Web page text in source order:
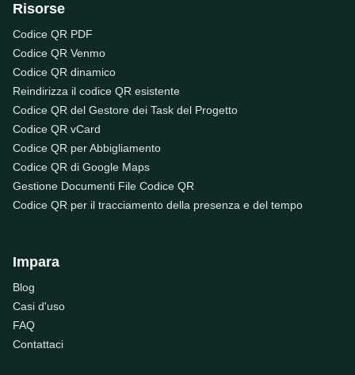
Risorse
Codice QR PDF
Codice QR Venmo
Codice QR dinamico
Reindirizza il codice QR esistente
Codice QR del Gestore dei Task del Progetto
Codice QR vCard
Codice QR per Abbigliamento
Codice QR di Google Maps
Gestione Documenti File Codice QR
Codice QR per il tracciamento della presenza e del tempo
Impara
Blog
Casi d'uso
FAQ
Contattaci